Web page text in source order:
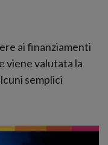
ai finanziamenti
viene valutata la
semplici